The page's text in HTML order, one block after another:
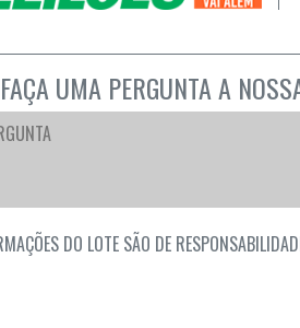
UMA PERGUNTA A
DO LOTE SÃO DE